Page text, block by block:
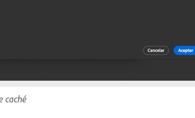
caché